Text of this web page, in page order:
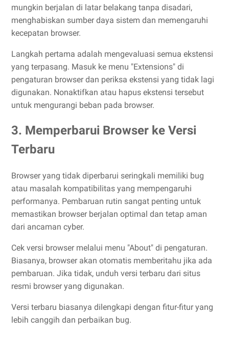
mungkin berjalan di latar belakang tanpa disadari,
menghabiskan sumber daya sistem dan memengaruhi
kecepatan browser.
Langkah pertama adalah mengevaluasi semua ekstensi
yang terpasang. Masuk ke menu "Extensions" di
pengaturan browser dan periksa ekstensi yang tidak lagi
digunakan. Nonaktifkan atau hapus ekstensi tersebut
untuk mengurangi beban pada browser.
3. Memperbarui Browser ke Versi
Terbaru
Browser yang tidak diperbarui seringkali memiliki bug
atau masalah kompatibilitas yang mempengaruhi
performanya. Pembaruan rutin sangat penting untuk
memastikan browser berjalan optimal dan tetap aman
dari ancaman cyber.
Cek versi browser melalui menu "About" di pengaturan.
Biasanya, browser akan otomatis memberitahu jika ada
pembaruan. Jika tidak, unduh versi terbaru dari situs
resmi browser yang digunakan.
Versi terbaru biasanya dilengkapi dengan fitur-fitur yang
lebih canggih dan perbaikan bug.